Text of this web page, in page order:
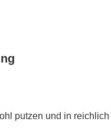
putzen und in